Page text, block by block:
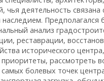
чья деятельность связана
наследием. Предполагался
анализ
реставрации,
исторического
приоритеты, рассмотреть
самых болевых точек